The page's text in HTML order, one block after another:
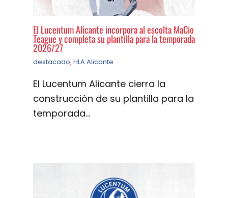
El Lucentum Alicante incorpora al escolta MaCio
Teague y completa su plantilla para la temporada
2026/27
destacado, HLA Alicante
El Lucentum Alicante cierra la
construcción de su plantilla para la
temporada…